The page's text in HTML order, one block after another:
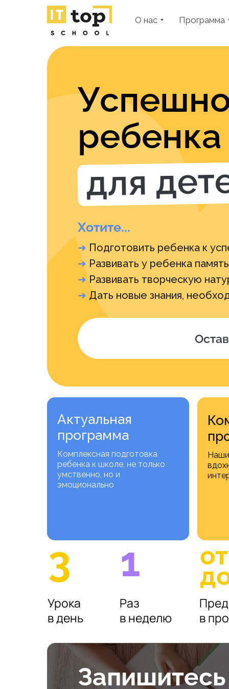
О нас Программа
➜ Подготовить ребенка к
➜ Развивать у ребенка
➜Развивать творческую
➜ Дать новые знания,
для
Хотите...
Актуальная
программа
Комплексная подготовка
ребенка к школе, не только
умственно, но и
эмоционально
3
Урока
в день
1
Раз
в неделю
в